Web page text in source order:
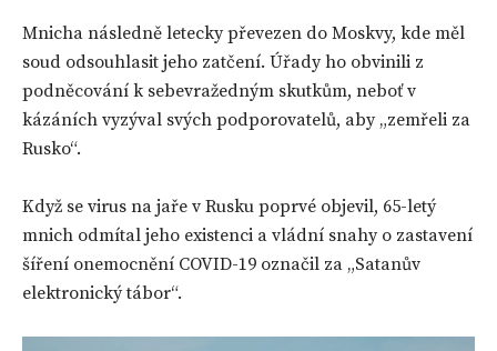
Mnicha následně letecky převezen do Moskvy, kde měl
soud odsouhlasit jeho zatčení. Úřady ho obvinili z
podněcování k sebevražedným skutkům, neboť v
kázáních vyzýval svých podporovatelů, aby „zemřeli za
Rusko“.
Když se virus na jaře v Rusku poprvé objevil, 65-letý
mnich odmítal jeho existenci a vládní snahy o zastavení
šíření onemocnění COVID-19 označil za „Satanův
elektronický tábor“.